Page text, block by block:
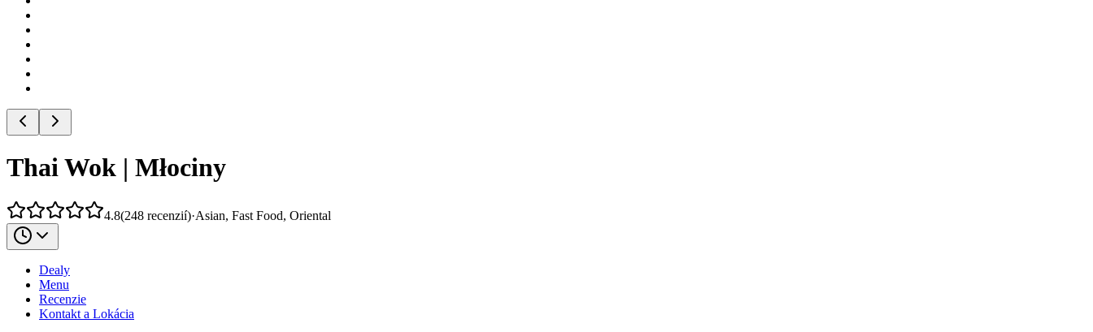
Thai Wok | Młociny
4.8(248 recenzií)·Asian, Fast Food, Oriental
Dealy
Menu
Recenzie
Kontakt a Lokácia